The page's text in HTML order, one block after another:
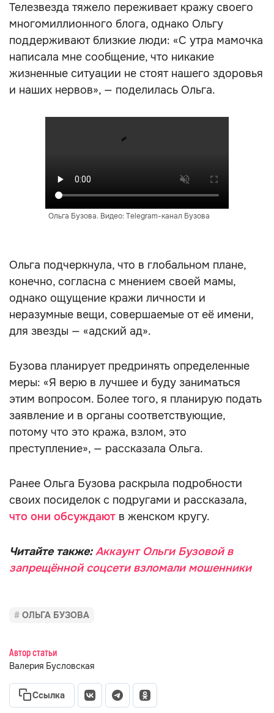
Телезвезда тяжело переживает кражу своего
многомиллионного блога, однако Ольгу
поддерживают близкие люди: «С утра мамочка
написала мне сообщение, что никакие
жизненные ситуации не стоят нашего здоровья
и наших нервов», — поделилась Ольга.
Ольга Бузова. Видео: Telegram-канал Бузова
Ольга подчеркнула, что в глобальном плане,
конечно, согласна с мнением своей мамы,
однако ощущение кражи личности и
неразумные вещи, совершаемые от её имени,
для звезды — «адский ад».
Бузова планирует предринять определенные
меры: «Я верю в лучшее и буду заниматься
этим вопросом. Более того, я планирую подать
заявление и в органы соответствующие,
потому что это кража, взлом, это
преступление», — рассказала Ольга.
Ранее Ольга Бузова раскрыла подробности
своих посиделок с подругами и рассказала,
что они обсуждают в женском кругу.
Читайте также:Аккаунт Ольги Бузовой в
запрещённой соцсети взломали мошенники
ОЛЬГА БУЗОВА
Автор статьи
Валерия Бусловская
Ссылка